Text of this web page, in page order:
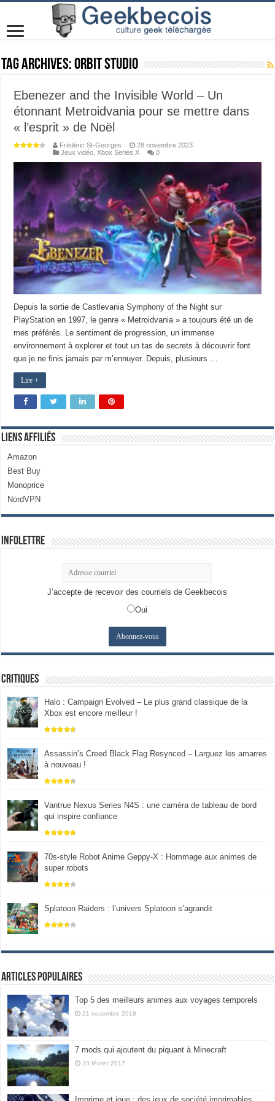
Tag Archives:Orbit Studio
Ebenezer and the Invisible World – Un
étonnant Metroidvania pour se mettre dans
« l’esprit » de Noël
Frédéric St-Georges
28 novembre 2023
Jeux vidéo ,Xbox Series X 0
Depuis la sortie de Castlevania Symphony of the Night sur
PlayStation en 1997, le genre « Metroidvania » a toujours été un de
mes préférés. Le sentiment de progression, un immense
environnement à explorer et tout un tas de secrets à découvrir font
que je ne finis jamais par m’ennuyer. Depuis, plusieurs …
Lire +
Liens Affiliés
Amazon
Best Buy
Monoprice
NordVPN
Infolettre
J’accepte de recevoir des courriels de Geekbecois
Oui
Critiques
Halo : Campaign Evolved – Le plus grand classique de la
Xbox est encore meilleur !
Assassin’s Creed Black Flag Resynced – Larguez les amarres
à nouveau !
Vantrue Nexus Series N4S : une caméra de tableau de bord
qui inspire confiance
70s-style Robot Anime Geppy-X : Hommage aux animes de
super robots
Splatoon Raiders : l’univers Splatoon s’agrandit
Articles populaires
Top 5 des meilleurs animes aux voyages temporels
21 novembre 2018
7 mods qui ajoutent du piquant à Minecraft
20 février 2017